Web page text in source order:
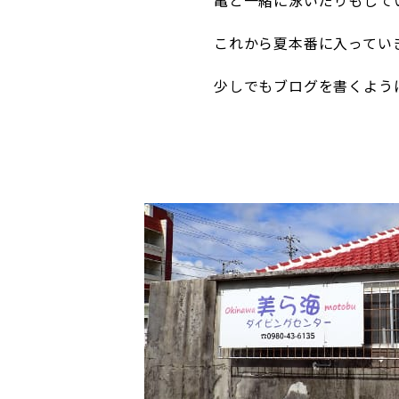
これから夏本番に入ってい
少しでもブログを書くよ